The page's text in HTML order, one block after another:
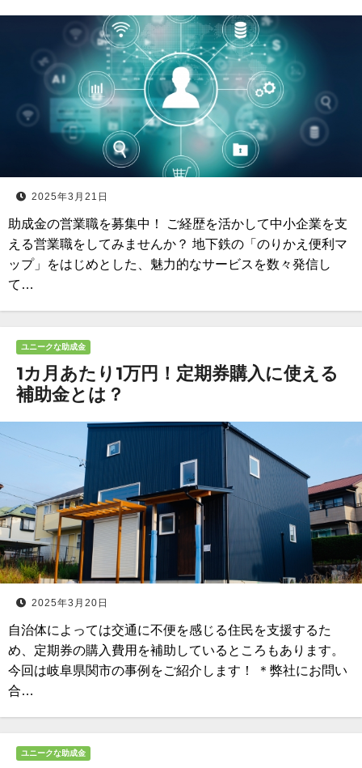
2025年3月21日
助成金の営業職を募集中！ ご経歴を活かして中小企業を支
える営業職をしてみませんか？ 地下鉄の「のりかえ便利マ
ップ」をはじめとした、魅力的なサービスを数々発信し
て…
ユニークな助成金
1カ月あたり1万円！定期券購入に使える
補助金とは？
2025年3月20日
自治体によっては交通に不便を感じる住民を支援するた
め、定期券の購入費用を補助しているところもあります。
今回は岐阜県関市の事例をご紹介します！ ＊弊社にお問い
合…
ユニークな助成金